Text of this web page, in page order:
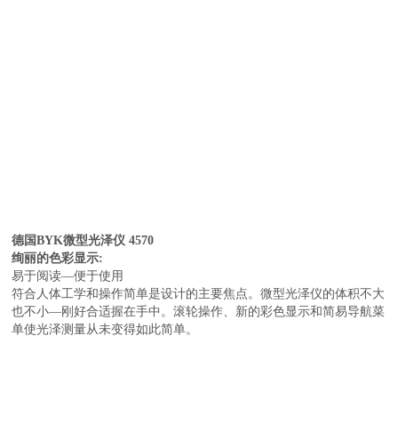
德国BYK微型光泽仪 4570
绚丽的色彩显示:
易于阅读—便于使用
符合人体工学和操作简单是设计的主要焦点。微型光泽仪的体积不大
也不小—刚好合适握在手中。滚轮操作、新的彩色显示和简易导航菜
单使光泽测量从未变得如此简单。